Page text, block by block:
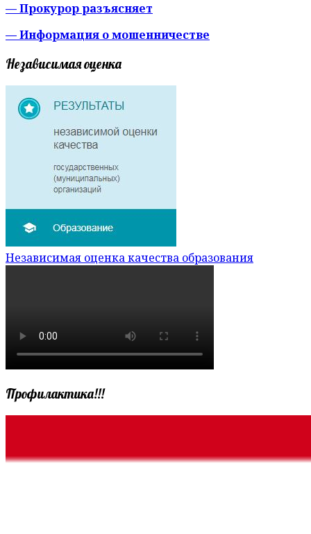
— Прокурор разъясняет
— Информация о мошенничестве
Независимая оценка
Независимая оценка качества образования
Профилактика!!!